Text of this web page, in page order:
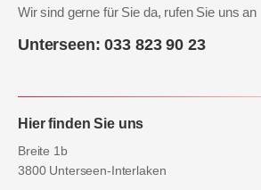
Wir sind gerne für Sie da, rufen Sie uns an
Unterseen: 033 823 90 23
Hier finden Sie uns
Breite 1b
3800 Unterseen-Interlaken